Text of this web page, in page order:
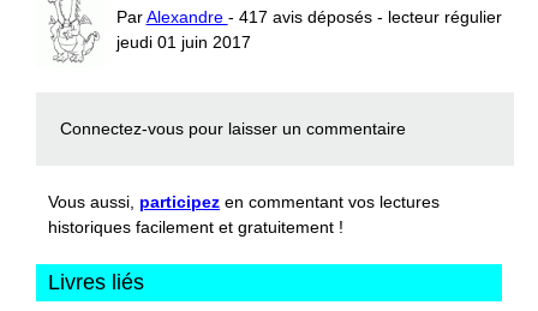
ParAlexandre - 417 avis déposés - lecteur régulier
jeudi 01 juin 2017
Connectez-vous pour laisser un commentaire
Vous aussi, participez en commentant vos lectures
historiques facilement et gratuitement !
Livres liés